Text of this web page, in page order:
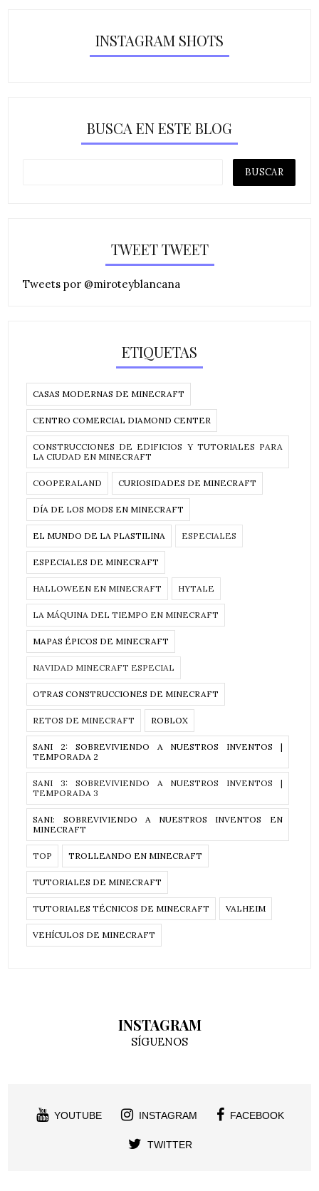
INSTAGRAM SHOTS
BUSCA EN ESTE BLOG
TWEET TWEET
Tweets por @miroteyblancana
ETIQUETAS
CASAS MODERNAS DE MINECRAFT
CENTRO COMERCIAL DIAMOND CENTER
CONSTRUCCIONES DE EDIFICIOS Y TUTORIALES PARA
LA CIUDAD EN MINECRAFT
COOPERALAND CURIOSIDADES DE MINECRAFT
DÍA DE LOS MODS EN MINECRAFT
EL MUNDO DE LA PLASTILINA ESPECIALES
ESPECIALES DE MINECRAFT
HALLOWEEN EN MINECRAFT HYTALE
LA MÁQUINA DEL TIEMPO EN MINECRAFT
MAPAS ÉPICOS DE MINECRAFT
NAVIDAD MINECRAFT ESPECIAL
OTRAS CONSTRUCCIONES DE MINECRAFT
RETOS DE MINECRAFT ROBLOX
SANI 2: SOBREVIVIENDO A NUESTROS INVENTOS |
TEMPORADA 2
SANI 3: SOBREVIVIENDO A NUESTROS INVENTOS |
TEMPORADA 3
SANI: SOBREVIVIENDO A NUESTROS INVENTOS EN
MINECRAFT
TOP TROLLEANDO EN MINECRAFT
TUTORIALES DE MINECRAFT
TUTORIALES TÉCNICOS DE MINECRAFT VALHEIM
VEHÍCULOS DE MINECRAFT
INSTAGRAM
SÍGUENOS
YOUTUBE INSTAGRAM FACEBOOK
TWITTER